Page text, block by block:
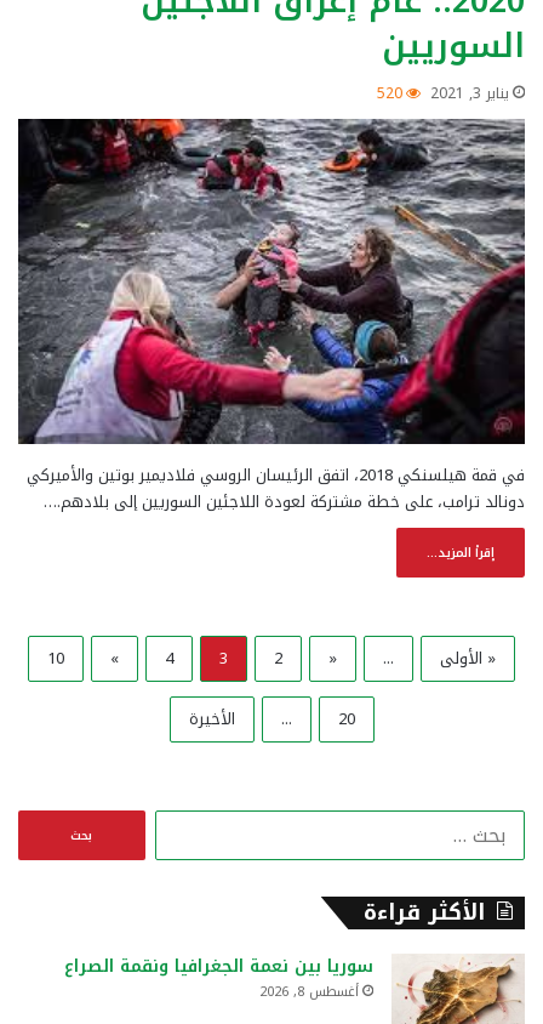
السوريين
يناير 3, 2021 520
في قمة هيلسنكي 2018، اتفق الرئيسان الروسي فلاديمير بوتين والأميركي
دونالد ترامب، على خطة مشتركة لعودة اللاجئين السوريين إلى بلادهم.…
إقرأ المزيد...
« الأولى ...
«
2
3
4
»
10
20
... الأخيرة
ن
الأكثر قراءة
سوريا بين نعمة الجغرافيا ونقمة الصراع
أغسطس 8, 2026